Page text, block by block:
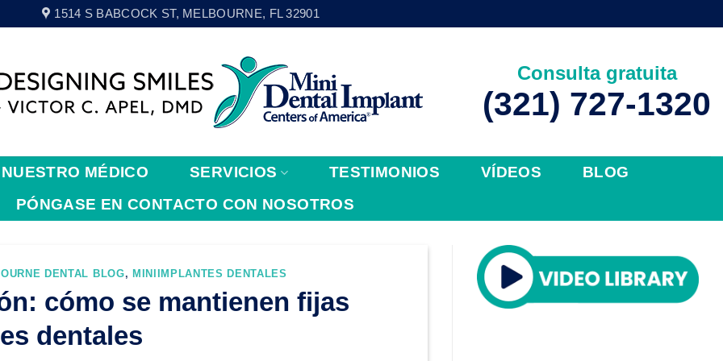
1514 S BABCOCK ST, MELBOURNE, FL 32901
Consulta gratuita
(321) 727-1320
NUESTRO MÉDICO SERVICIOS TESTIMONIOS VÍDEOS
BLOG
PÓNGASE EN CONTACTO CON NOSOTROS
DENTAL BLOG, MINIIMPLANTES DENTALES
cómo se mantienen fijas
dentales